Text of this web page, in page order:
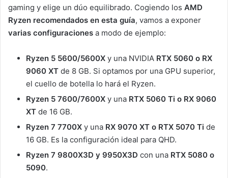
gaming y elige un dúo equilibrado. Cogiendo los AMD
Ryzen recomendados en esta guía, vamos a exponer
varias configuraciones a modo de ejemplo:
Ryzen 5 5600/5600X y una NVIDIA RTX 5060 o RX
9060 XT de 8 GB. Si optamos por una GPU superior,
el cuello de botella lo hará el Ryzen.
Ryzen 5 7600/7600X y una RTX 5060 Ti o RX 9060
XT de 16 GB.
Ryzen 7 7700X y una RX 9070 XT o RTX 5070 Ti de
16 GB. Es la configuración ideal para QHD.
Ryzen 7 9800X3D y 9950X3D con una RTX 5080 o
5090.